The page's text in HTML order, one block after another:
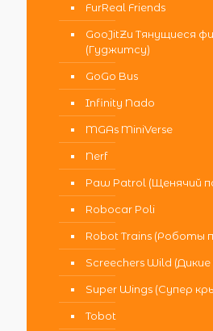
FurReal Friends
GooJitZu Тянущиеся
(Гуджитсу)
GoGo Bus
Infinity Nado
MGAs MiniVerse
Nerf
Paw Patrol (Щенячий
Robocar Poli
Robot Trains (Роботы
Screechers Wild
Super Wings (Супер
Tobot